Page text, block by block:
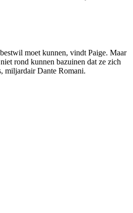
moet kunnen, vindt Paige. Maar
rond kunnen bazuinen dat ze zich
miljardair Dante Romani.